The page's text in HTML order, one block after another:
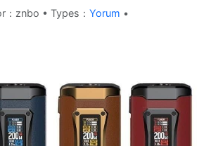
：znbo • Types： Yorum •